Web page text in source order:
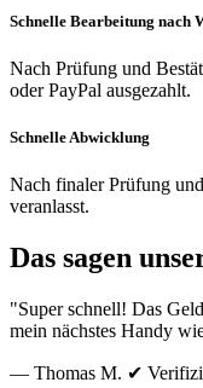
Schnelle Bearbeitung nach
Nach Prüfung und
oder PayPal ausgezahlt.
Schnelle Abwicklung
Nach finaler Prüfung
veranlasst.
Das sagen
"Super schnell! Das
mein nächstes Handy
— Thomas M. ✔